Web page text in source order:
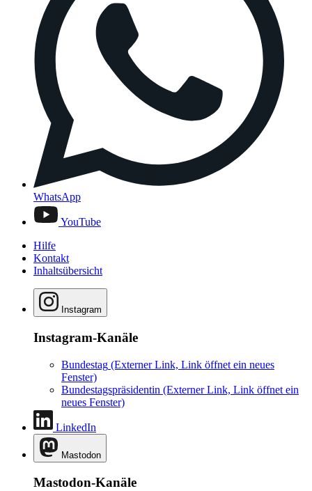
WhatsApp
YouTube
Hilfe
Kontakt
Inhaltsübersicht
Instagram
Instagram-Kanäle
Bundestag (Externer Link, Link öffnet ein neues
Fenster)
Bundestagspräsidentin (Externer Link, Link öffnet ein
neues Fenster)
LinkedIn
Mastodon
Mastodon-Kanäle